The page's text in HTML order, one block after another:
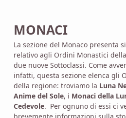
MONACI
La sezione del Monaco presenta
relativo agli Ordini Monastici
due nuove Sottoclassi. Come
infatti, questa sezione elenca gli
della regione: troviamo la Luna
Anime del Sole, i Monaci della
Cedevole. Per ognuno di essi ci